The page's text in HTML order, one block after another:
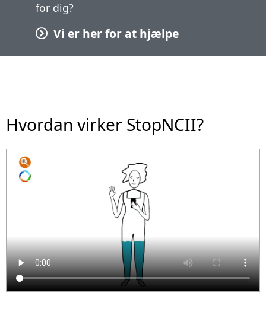
for dig?
Vi er her for at hjælpe
Hvordan virker StopNCII?